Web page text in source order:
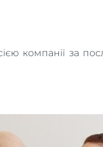
компанії за